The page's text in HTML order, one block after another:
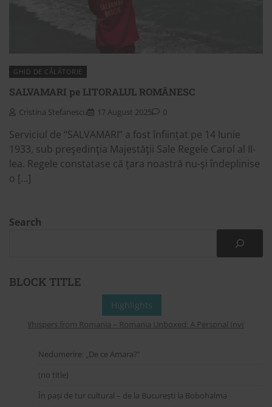
GHID DE CĂLĂTORIE
SALVAMARI pe LITORALUL ROMÂNESC
Cristina Stefanescu 17 August 2025 0
Serviciul de “SALVAMARI” a fost înființat pe 14 Iunie
1933, sub preşedinţia Majestăţii Sale Regele Carol al II-
lea. Regele constatase că țara noastră nu-și îndeplinise
o […]
Search
BLOCK TITLE
Highlights
Whispers from Romania – Romania Unboxed: A Personal Invitation
Nedumerire: „De ce Amara?”
(no title)
În pași de tur cultural – de la București la Bobohalma